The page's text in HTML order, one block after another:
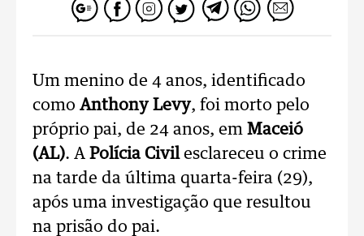
Um menino de 4 anos, identificado
como Anthony Levy, foi morto pelo
próprio pai, de 24 anos, em Maceió
(AL). A Polícia Civilesclareceu o crime
na tarde da última quarta-feira (29),
após uma investigação que resultou
na prisão do pai.